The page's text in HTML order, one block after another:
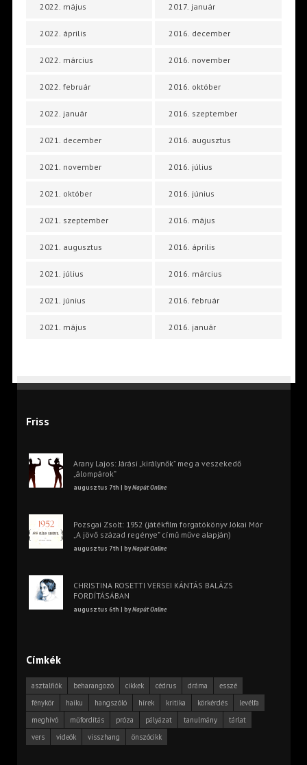
2022. május
2022. április
2022. március
2022. február
2022. január
2021. december
2021. november
2021. október
2021. szeptember
2021. augusztus
2021. július
2021. június
2021. május
2017. január
2016. december
2016. november
2016. október
2016. szeptember
2016. augusztus
2016. július
2016. június
2016. május
2016. április
2016. március
2016. február
2016. január
Friss
Arany Lajos: Járási „királynők” meg a veszekedő
„álompárok”
augusztus 7th | byNapút Online
Pozsgai Zsolt: 1952 (játékfilm forgatókönyv Jókai Mór
„A jövő század regénye” című műve alapján)
augusztus 7th | byNapút Online
CHRISTINA ROSETTI VERSEI KÁNTÁS BALÁZS
FORDÍTÁSÁBAN
augusztus 6th | byNapút Online
Címkék
asztalfiók beharangozó cikkek cédrus dráma
esszé
fénykör
haiku hangszóló hírek kritika körkérdés
levélfa
meghívó
műfordítás próza pályázat tanulmány
tárlat
vers
videók visszhang önszócikk